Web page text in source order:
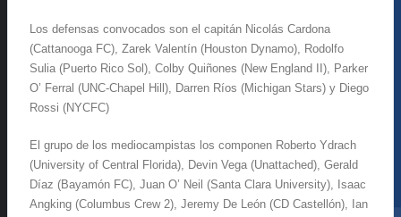
Los defensas convocados son el capitán Nicolás Cardona
(Cattanooga FC), Zarek Valentín (Houston Dynamo), Rodolfo
Sulia (Puerto Rico Sol), Colby Quiñones (New England II), Parker
O’ Ferral (UNC-Chapel Hill), Darren Ríos (Michigan Stars) y Diego
Rossi (NYCFC)
El grupo de los mediocampistas los componen Roberto Ydrach
(University of Central Florida), Devin Vega (Unattached), Gerald
Díaz (Bayamón FC), Juan O’ Neil (Santa Clara University), Isaac
Angking (Columbus Crew 2), Jeremy De León (CD Castellón), Ian